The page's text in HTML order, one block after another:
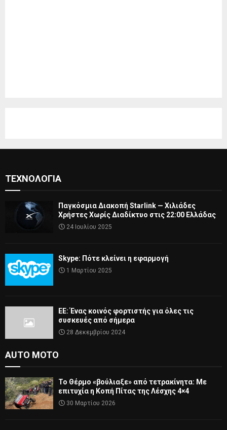
ΤΕΧΝΟΛΟΓΊΑ
Παγκόσμια Διακοπή Starlink — Χιλιάδες
Χρήστες Χωρίς Διαδίκτυο στις 22:00 Ελλάδας
24 Ιουλίου 2025
Skype: Πότε κλείνει η εφαρμογή
1 Μαρτίου 2025
ΕΕ: Ένας κοινός φορτιστής για όλες τις
συσκευές από σήμερα
28 Δεκεμβρίου 2024
AUTO MOTO
Το Θέρμο «βούλιαξε» από τετρακίνητα: Με
επιτυχία η Κοπή Πίτας της Λέσχης 4×4
30 Μαρτίου 2026